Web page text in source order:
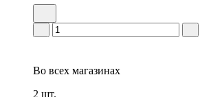
Во всех магазинах
2 шт.